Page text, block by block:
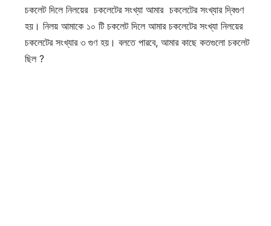
চকলেট দিলে নিলয়ের চকলেটের সংখ্যা আমার চকলেটের সংখ্যার দ্বিগুণ
হয়। নিলয় আমাকে ১০ টি চকলেট দিলে আমার চকলেটের সংখ্যা নিলয়ের
চকলেটের সংখ্যার ৩ গুণ হয়। বলতে পারবে, আমার কাছে কতগুলো চকলেট
ছিল ?